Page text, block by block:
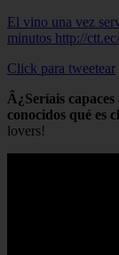
El vino una vez
minutos http://
Click para tweetear
Â¿Seríais
conocidos qué es
lovers!